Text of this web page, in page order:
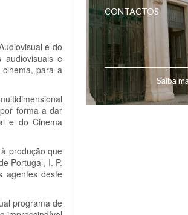
e do
audiovisuais e
para a
forma a dar
e do Cinema
produção que
Portugal, I. P.
agentes deste
programa de
CONTACTOS
Saiba